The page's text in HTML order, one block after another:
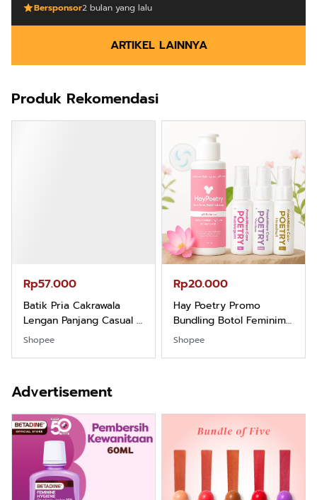
Bersponsor2 bulan yang lalu
ARTIKEL LAINNYA
Produk Rekomendasi
Rp57.000
Batik Pria Cakrawala
Lengan Panjang Casual -
Kemeja Batik Pria
Dewasa Lengan Panjang
Santai Slimfit Formal
Shopee
Rp20.000
Hay Poetry Promo
Bundling Botol Feminim
Care Perawatan
Keputihan Kewanitaan
Shopee
Advertisement